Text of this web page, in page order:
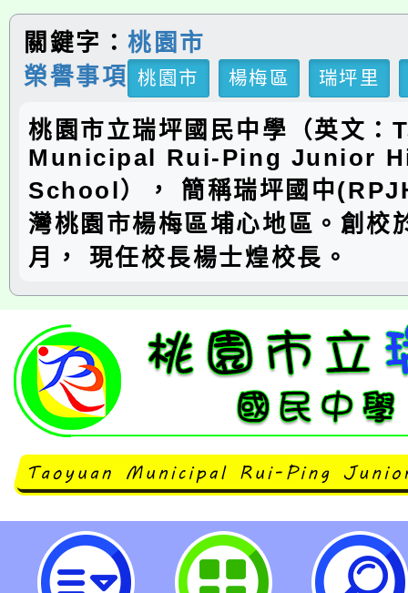
關鍵字：桃園市
榮譽事項
桃園市 楊梅區 瑞坪里
桃園市立瑞坪國民中學（英文：
Municipal Rui-Ping Junior
School）， 簡稱瑞坪國中
灣桃園市楊梅區埔心地區。創校
月， 現任校長楊士煌校長。
桃園市立瑞坪國民中學